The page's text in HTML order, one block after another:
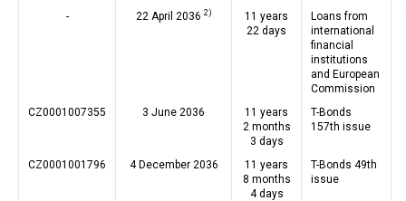
- 22 April 2036 2)
11 years
22 days
Loans from
international
financial
institutions
and European
Commission
CZ0001007355 3 June 2036
11 years
2 months
3 days
T-Bonds
157th issue
CZ0001001796 4 December 2036
11 years
8 months
4 days
T-Bonds 49th
issue